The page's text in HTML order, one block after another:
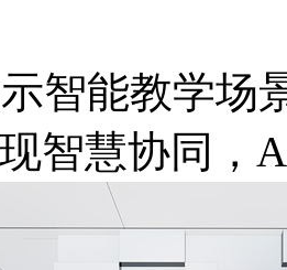
能教学场景
智慧协同